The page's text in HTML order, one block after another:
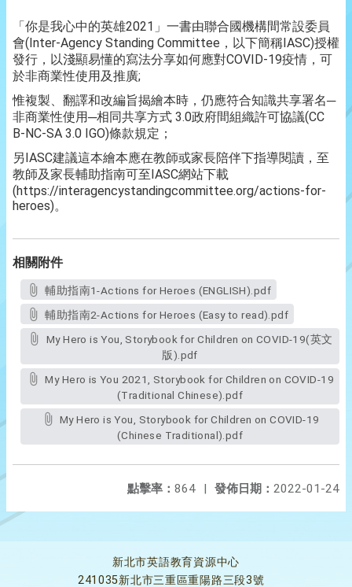
「你是我心中的英雄2021」一書由聯合國機構間常設委員
會(Inter-Agency Standing Committee，以下簡稱IASC)授權
發行，以淺顯易懂的寫法分享如何應對COVID-19疫情，可
於非商業性使用及推廣;
惟複製、翻譯和改編旨揭繪本時，仍應符合知識共享署名─
非商業性使用─相同共享方式 3.0政府間組織許可協議(CC
B-NC-SA 3.0 IGO)條款規定；
另IASC建議這本繪本應在教師或家長陪伴下指導閱讀，至
教師及家長輔助指南可至IASC網站下載
(https://interagencystandingcommittee.org/actions-for-
heroes)。
相關附件
輔助指南1-Actions for Heroes (ENGLISH).pdf
輔助指南2-Actions for Heroes (Easy to read).pdf
版).pdf
My Hero is You 2021, Storybook for Children on COVID-19
(Traditional Chinese).pdf
(Chinese Traditional).pdf
發佈日期： 2022-01-24
點擊率： 864 |
新北市英語教育資源中心
241035新北市三重區重陽路三段3號